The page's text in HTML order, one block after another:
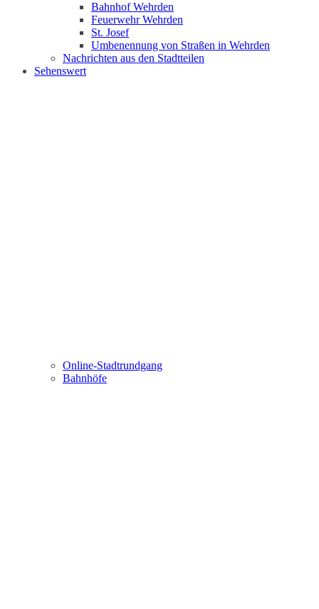
Bahnhof Wehrden
Feuerwehr Wehrden
St. Josef
Umbenennung von Straßen in Wehrden
Nachrichten aus den Stadtteilen
Sehenswert
Online-Stadtrundgang
Bahnhöfe